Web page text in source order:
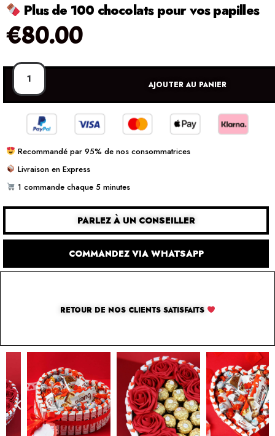
Plus de 100 chocolats pour vos papilles
€80.00
AJOUTER AU PANIER
Recommandé par 95% de nos consommatrices
Livraison en Express
1 commande chaque 5 minutes
PARLEZ À UN CONSEILLER
COMMANDEZ VIA WHATSAPP
RETOUR DE NOS CLIENTS SATISFAITS